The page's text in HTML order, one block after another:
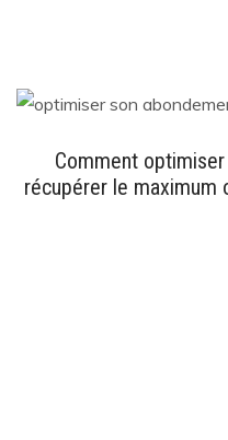
Comment
récupérer le